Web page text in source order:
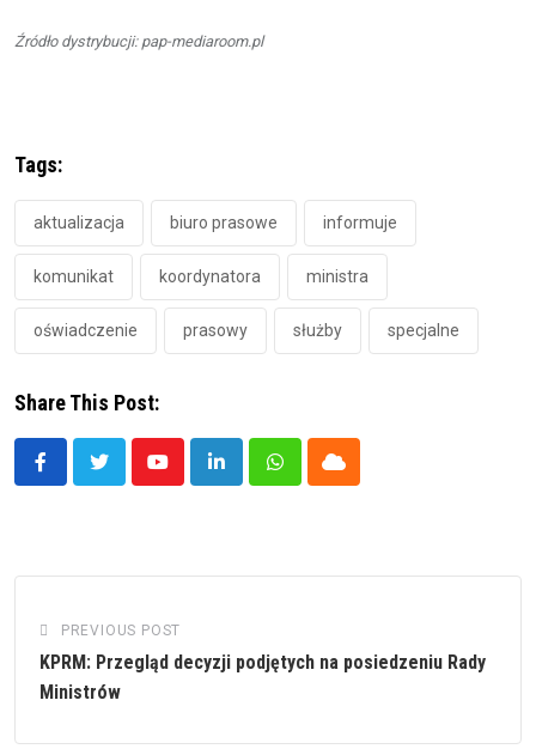
Źródło dystrybucji: pap-mediaroom.pl
Tags:
aktualizacja biuro prasowe informuje
komunikat koordynatora ministra
oświadczenie prasowy służby specjalne
Share This Post:
YoutubeLinkedInWhatsappCloud
PREVIOUS POST
KPRM: Przegląd decyzji podjętych na posiedzeniu Rady
Ministrów